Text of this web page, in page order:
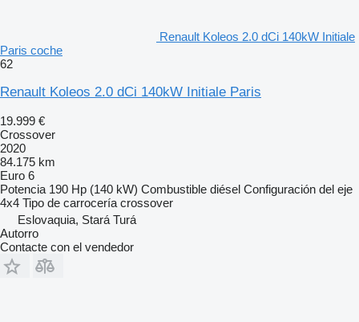
Renault Koleos 2.0 dCi 140kW Initiale
Paris coche
62
Renault Koleos 2.0 dCi 140kW Initiale Paris
19.999 €
Crossover
2020
84.175 km
Euro 6
Potencia 190 Hp (140 kW) Combustible diésel Configuración del eje
4x4 Tipo de carrocería crossover
Eslovaquia, Stará Turá
Autorro
Contacte con el vendedor